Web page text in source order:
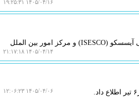
۱۴۰۵/۰۴/۱۶ ۱۹:۲۵:۳۱
به گزارش لیزر تگ، تفاهم نامه همکاری استانداری اصفهان با کمیسیون ملی آیسسکو (ISESCO) و مرکز امور بین الملل
۱۴۰۵/۰۴/۱۴ ۲۱:۱۷:۱۸
۱۴۰۵/۰۴/۰۶ ۱۲:۰۶:۲۳